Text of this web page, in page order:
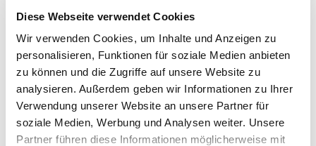
Diese Webseite verwendet Cookies
Wir verwenden Cookies, um Inhalte und Anzeigen zu
personalisieren, Funktionen für soziale Medien anbieten
zu können und die Zugriffe auf unsere Website zu
analysieren. Außerdem geben wir Informationen zu Ihrer
Verwendung unserer Website an unsere Partner für
soziale Medien, Werbung und Analysen weiter. Unsere
Partner führen diese Informationen möglicherweise mit
Markt 5, Alter Markt 5, 44866
Bochum